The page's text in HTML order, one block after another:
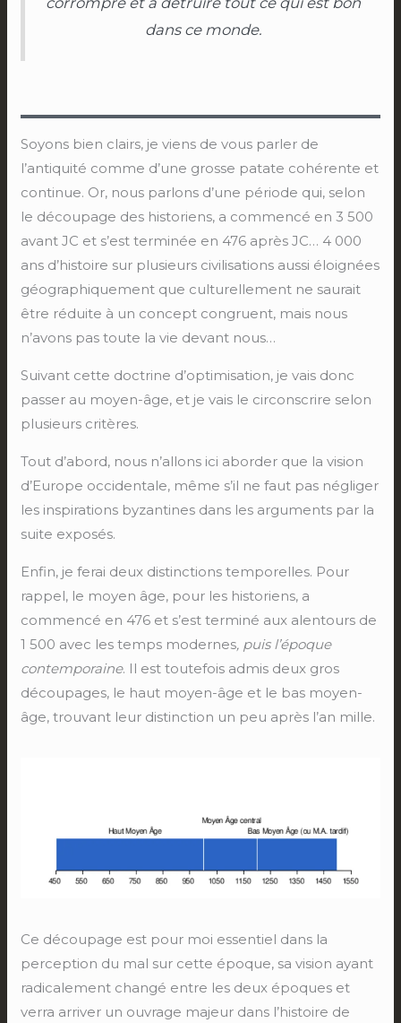
dans ce monde.
Soyons bien clairs, je viens de vous parler de
l’antiquité comme d’une grosse patate cohérente et
continue. Or, nous parlons d’une période qui, selon
le découpage des historiens, a commencé en 3 500
avant JC et s’est terminée en 476 après JC… 4 000
ans d’histoire sur plusieurs civilisations aussi éloignées
géographiquement que culturellement ne saurait
être réduite à un concept congruent, mais nous
n’avons pas toute la vie devant nous…
Suivant cette doctrine d’optimisation, je vais donc
passer au moyen-âge, et je vais le circonscrire selon
plusieurs critères.
Tout d’abord, nous n’allons ici aborder que la vision
d’Europe occidentale, même s’il ne faut pas négliger
les inspirations byzantines dans les arguments par la
suite exposés.
Enfin, je ferai deux distinctions temporelles. Pour
rappel, le moyen âge, pour les historiens, a
commencé en 476 et s’est terminé aux alentours de
1 500 avec les temps modernes, puis l’époque
contemporaine. Il est toutefois admis deux gros
découpages, le haut moyen-âge et le bas moyen-
âge, trouvant leur distinction un peu après l’an mille.
Ce découpage est pour moi essentiel dans la
perception du mal sur cette époque, sa vision ayant
radicalement changé entre les deux époques et
verra arriver un ouvrage majeur dans l’histoire de